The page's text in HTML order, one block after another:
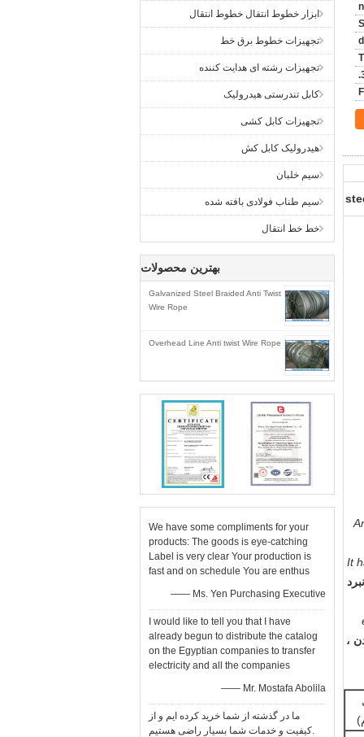
ابزار خطوط انتقال خطوط انتقال
تجهیزات خطوط برق خط
تجهیزات رشته ای هدایت کننده
کابل تندرستی هیدرولیک
تجهیزات کابل کشی
هیدرولیک کابل کش
سیم خلبان
سیم طناب فولادی بافته شده
خط خط انتقال
بهترین محصولات
Galvanized Steel Braided Anti Twist
Wire Rope
Overhead Line Anti twist Wire Rope
We have some compliments for your
products: The goods is eye-catching
Label is very clear Your production is
fast and on schedule You are enthus
—— Ms. Yen Purchasing Executive
I would like to tell you that I have
already begun to distribute the catalog
on the Egyptian companies to transfer
electricity and all the companies
—— Mr. Mostafa Abolila
ما در گذشته از شما خرید کرده ایم و از
کیفیت و خدمات شما بسیار راضی هستیم.
It
،